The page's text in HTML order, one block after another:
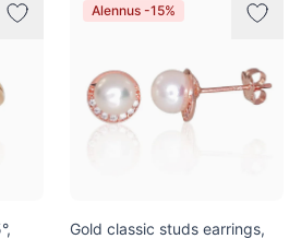
Alennus -15%
Gold classic studs earrings,